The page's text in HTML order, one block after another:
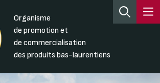
Organisme
de promotion et
de commercialisation
des produits bas-laurentiens